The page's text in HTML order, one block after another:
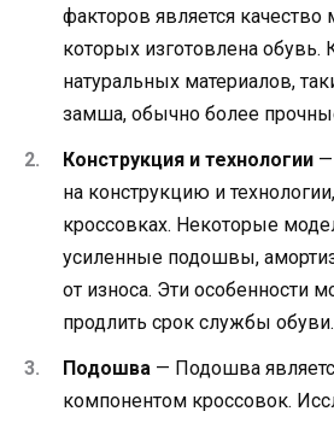
факторов является качество
которых изготовлена обувь.
натуральных материалов,
замша, обычно более
Конструкция и технологии
на конструкцию и
кроссовках. Некоторые
усиленные подошвы,
от износа. Эти особенности
продлить срок службы обуви.
Подошва — Подошва
компонентом кроссовок.